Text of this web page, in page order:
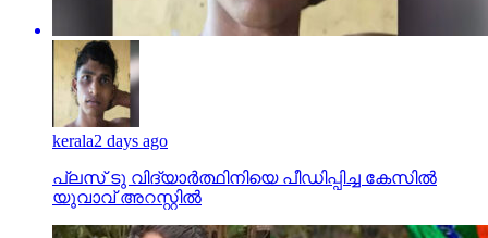
kerala2 days ago
പ്ലസ് ടു വിദ്യാര്‍ത്ഥിനിയെ പീഡിപ്പിച്ച കേസില്‍
യുവാവ് അറസ്റ്റില്‍